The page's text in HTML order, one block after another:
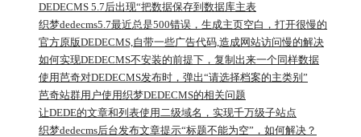
DEDECMS 5.7后出现“把数据保存到数据库主表
`dede_addonarticle
织梦dedecms5.7最近总是500错误，生成主页空白，打开很慢的
原因
官方原版DEDECMS,自带一些广告代码,造成网站访问慢的解决
如何实现DEDECMS不安装的前提下，复制出来一个同样数据
的新站
使用芭奇对DEDECMS发布时，弹出“请选择档案的主类别”
芭奇站群用户使用织梦DEDECMS的相关问题
让DEDE的文章和列表使用二级域名，实现千万级子站点
织梦dedecms后台发布文章提示“标题不能为空”，如何解决？